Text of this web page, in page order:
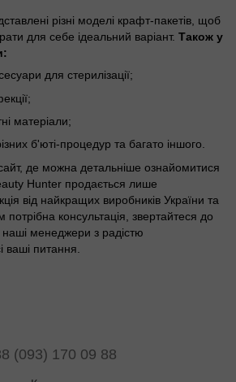
різні моделі крафт-пакетів, щоб
для себе ідеальний варіант. Також у
для стерилізації;
матеріали;
б'юті-процедур та багато іншого.
де можна детальніше ознайомитися
Hunter продається лише
від найкращих виробників України та
консультація, звертайтеся до
наші менеджери з радістю
ваші питання.
(093) 170 09 88